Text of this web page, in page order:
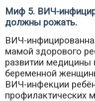
Миф 5. ВИЧ-
должны рожать.
ВИЧ-
мамой здорового
развитии медицины
беременной
ВИЧ-инфекции
профилактических